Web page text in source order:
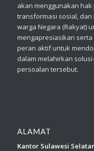
akan menggunakan
transformasi sosial,
warga Negara (Rakyat)
mengapresiasikan
peran aktif untuk
dalam melahirkan
persoalan tersebut.
ALAMAT
Kantor Sulawesi